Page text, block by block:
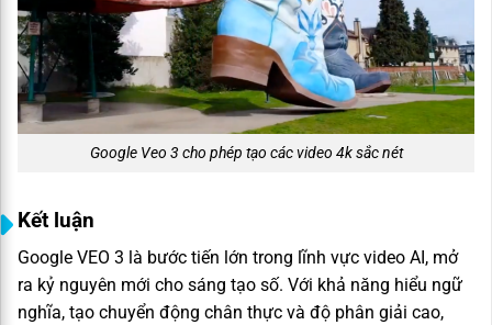
Google Veo 3 cho phép tạo các video 4k sắc nét
Kết luận
Google VEO 3 là bước tiến lớn trong lĩnh vực video AI, mở
ra kỷ nguyên mới cho sáng tạo số. Với khả năng hiểu ngữ
nghĩa, tạo chuyển động chân thực và độ phân giải cao,